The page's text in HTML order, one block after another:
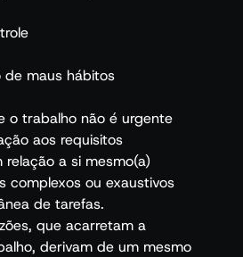
de maus hábitos
o trabalho não é urgente
aos requisitos
a si mesmo(a)
complexos ou exaustivos
de tarefas.
que acarretam a
derivam de um mesmo